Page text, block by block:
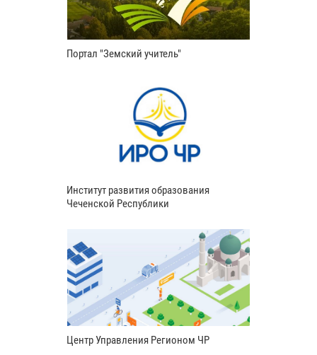
Портал "Земский учитель"
Институт развития образования
Чеченской Республики
Центр Управления Регионом ЧР